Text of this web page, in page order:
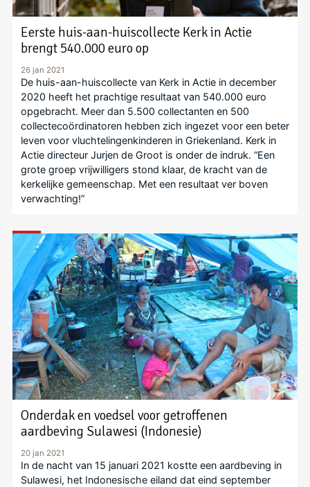
Eerste huis-aan-huiscollecte Kerk in Actie
brengt 540.000 euro op
26 jan 2021
De huis-aan-huiscollecte van Kerk in Actie in december
2020 heeft het prachtige resultaat van 540.000 euro
opgebracht. Meer dan 5.500 collectanten en 500
collectecoördinatoren hebben zich ingezet voor een beter
leven voor vluchtelingenkinderen in Griekenland. Kerk in
Actie directeur Jurjen de Groot is onder de indruk. “Een
grote groep vrijwilligers stond klaar, de kracht van de
kerkelijke gemeenschap. Met een resultaat ver boven
verwachting!”
Onderdak en voedsel voor getroffenen
aardbeving Sulawesi (Indonesie)
20 jan 2021
In de nacht van 15 januari 2021 kostte een aardbeving in
Sulawesi, het Indonesische eiland dat eind september